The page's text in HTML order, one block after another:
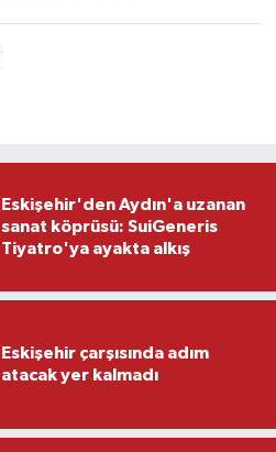
Eskişehir'den Aydın'a uzanan
sanat köprüsü: SuiGeneris
Tiyatro'ya ayakta alkış
Eskişehir çarşısında adım
atacak yer kalmadı